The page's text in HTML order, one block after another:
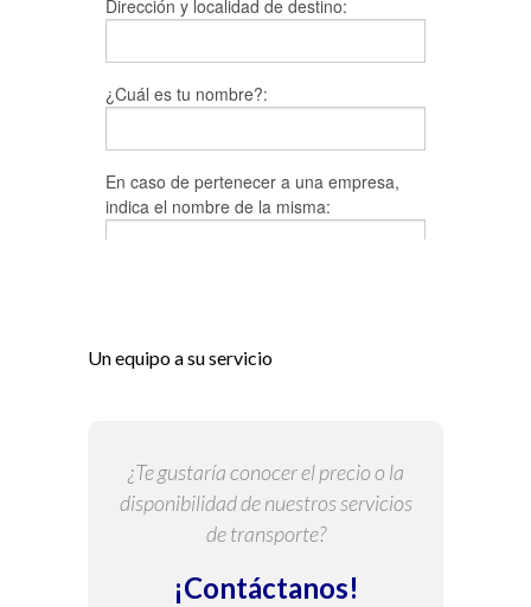
Un equipo a su servicio
¿Te gustaría conocer el precio o la
disponibilidad de nuestros servicios
de transporte?
¡Contáctanos!